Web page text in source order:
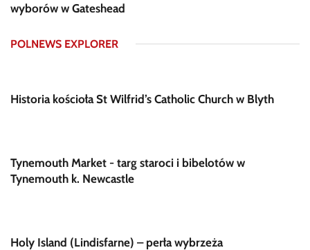
wyborów w Gateshead
POLNEWS EXPLORER
Historia kościoła St Wilfrid’s Catholic Church w Blyth
Tynemouth Market - targ staroci i bibelotów w
Tynemouth k. Newcastle
Holy Island (Lindisfarne) – perła wybrzeża